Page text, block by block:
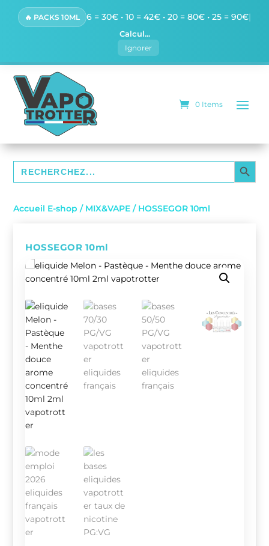
🔥 PACKS 10ML 6 = 30€ • 10 = 42€ • 20 = 80€ • 25 = 90€|
Calcul...
Ignorer
0 Items
Search
for:
SEARCH
Accueil E-shop / MIX&VAPE / HOSSEGOR 10ml
HOSSEGOR 10ml